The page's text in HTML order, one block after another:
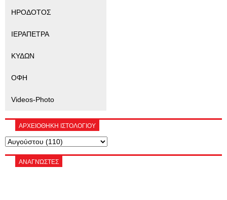
ΗΡΟΔΟΤΟΣ
ΙΕΡΑΠΕΤΡΑ
ΚΥΔΩΝ
ΟΦΗ
Videos-Photo
ΑΡΧΕΙΟΘΗΚΗ ΙΣΤΟΛΟΓΙΟΥ
ΑΝΑΓΝΏΣΤΕΣ